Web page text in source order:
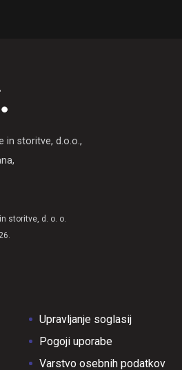
in storitve, d.o.o.,
storitve, d. o. o.
Upravljanje soglasij
Pogoji uporabe
Varstvo osebnih podatkov